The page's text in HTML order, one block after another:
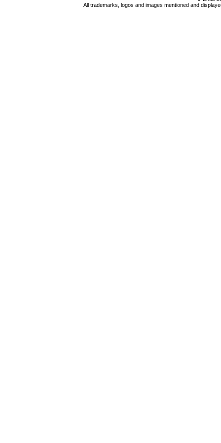
All trademarks, logos and images mentioned and